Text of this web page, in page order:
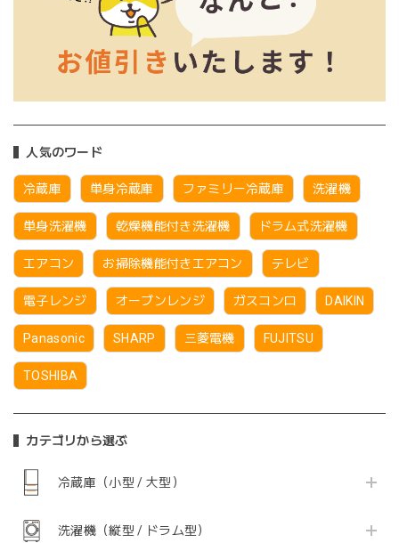
人気のワード
冷蔵庫 単身冷蔵庫 ファミリー冷蔵庫 洗濯機
単身洗濯機 乾燥機能付き洗濯機 ドラム式洗濯機
エアコン お掃除機能付きエアコン テレビ
電子レンジ オーブンレンジ ガスコンロ DAIKIN
Panasonic SHARP 三菱電機 FUJITSU
TOSHIBA
カテゴリから選ぶ
冷蔵庫（小型 / 大型）
洗濯機（縦型 / ドラム型）